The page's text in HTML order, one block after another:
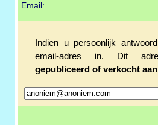
Email:
Indien u persoonlijk
email-adres in. Dit
gepubliceerd of verkocht